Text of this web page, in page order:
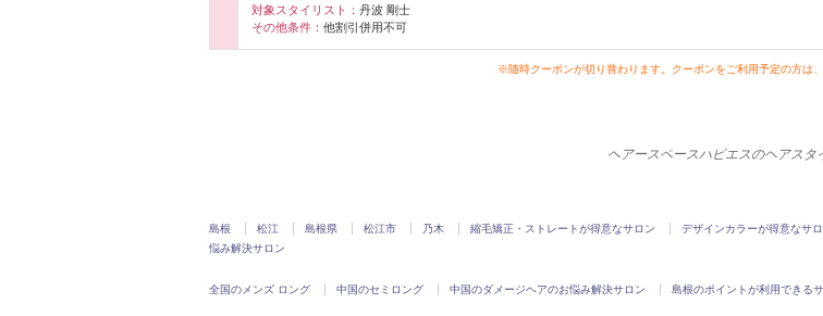
対象スタイリスト： 丹波 剛士
その他条件： 他割引併用不可
※随時クーポンが切り替わります。クーポンをご利用予定の方は
ヘアースペースハピエスのヘアス
島根 松江 島根県 松江市 乃木 縮毛矯正・ストレートが得意なサロン デザインカラーが得意なサ
悩み解決サロン
全国のメンズ ロング 中国のセミロング 中国のダメージヘアのお悩み解決サロン 島根のポイントが利用できる